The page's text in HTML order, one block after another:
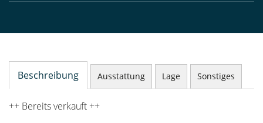
Beschreibung Ausstattung Lage Sonstiges
++ Bereits verkauft ++